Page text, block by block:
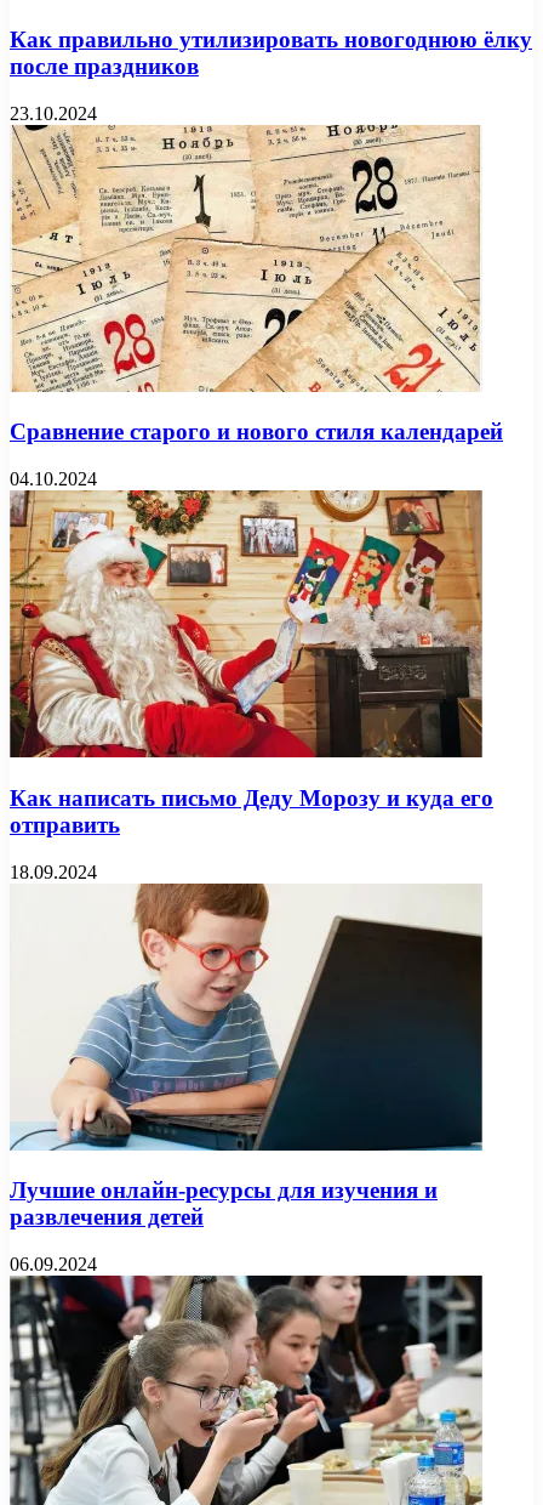
Как правильно утилизировать новогоднюю ёлку
после праздников
23.10.2024
Сравнение старого и нового стиля календарей
04.10.2024
Как написать письмо Деду Морозу и куда его
отправить
18.09.2024
Лучшие онлайн-ресурсы для изучения и
развлечения детей
06.09.2024